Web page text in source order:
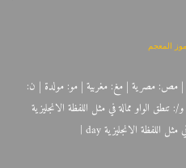
المعجم
| مص: مصرية | مغ: مغربية | مو: مولدة | ن:
الواو ممالة في مثل اللفظة الانجليزية